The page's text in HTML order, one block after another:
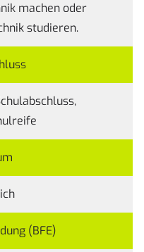
machen oder
studieren.
(BFE)